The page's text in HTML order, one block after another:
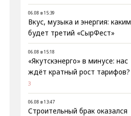
06.08 в 15:39
Вкус, музыка и энергия: каким
будет третий «СырФест»
06.08 в 15:18
«Якутскэнерго» в минусе: нас
ждёт кратный рост тарифов?
3
06.08 в 13:47
Строительный брак оказался